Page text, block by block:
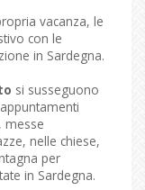
vacanza, le
con le
in Sardegna.
si susseguono
messe
nelle chiese,
per
in Sardegna.